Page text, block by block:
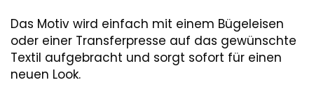
Das Motiv wird einfach mit einem Bügeleisen
oder einer Transferpresse auf das gewünschte
Textil aufgebracht und sorgt sofort für einen
neuen Look.